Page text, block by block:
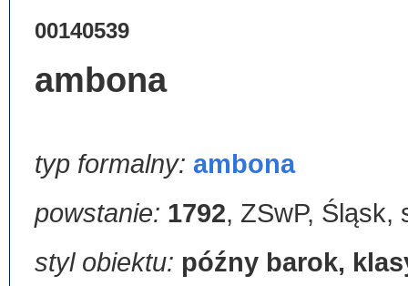
00140539
ambona
typ formalny: ambona
powstanie: 1792, ZSwP, Śląsk,
styl obiektu: późny barok,